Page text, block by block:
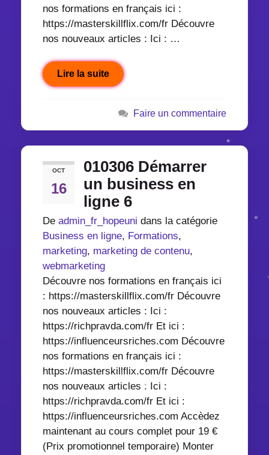
nos formations en français ici :
https://masterskillflix.com/fr Découvre
nos nouveaux articles : Ici : …
Lire la suite
Faire un commentaire
OCT
16
010306 Démarrer
un business en
ligne 6
De admin_fr_hopeuni dans la catégorie
Business en ligne, Formations,
marketing, marketing de contenu,
webmarketing
Découvre nos formations en français ici
: https://masterskillflix.com/fr Découvre
nos nouveaux articles : Ici :
https://richpravda.com/fr Et ici :
https://influenceursriches.com Découvre
nos formations en français ici :
https://masterskillflix.com/fr Découvre
nos nouveaux articles : Ici :
https://richpravda.com/fr Et ici :
https://influenceursriches.com Accèdez
maintenant au cours complet pour 19 €
(Prix promotionnel temporaire) Monter